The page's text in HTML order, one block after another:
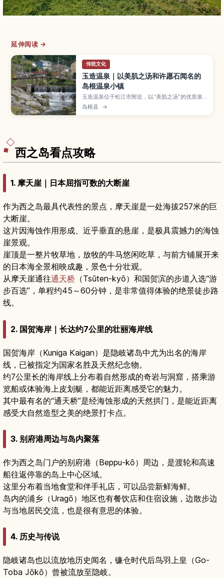
延伸阅读 →
传统文化
玉造温泉｜以美肌之汤和许愿石闻名的
岛根温泉小镇
玉造温泉位于松江市附近，以“美肌之汤”的优质泉
质、沿河分布的旅馆与足汤街景而广受欢迎。本文
将介绍玉作汤神社与“愿望之石”的参拜方式、免费
岛根县 →
西之岛看点攻略
1. 摩天崖｜日本屈指可数的大断崖
作为西之岛最具代表性的景点，摩天崖是一处海拔257米的巨
大断崖。
这片因海蚀作用形成、近乎垂直的悬崖，是极具震撼力的海蚀
崖景观。
崖顶是一整片牧草地，放牧的牛马悠闲吃草，与前方铺展开来
的日本海全景相映成趣，景色十分壮观。
从摩天崖通往通天桥 （Tsūten-kyō）和国贺滨的步道入选“游
步百选”，单程约45～60分钟，是非常值得体验的绝景徒步路
线。
2. 国贺海岸｜长达约7公里的壮丽海岸线
国贺海岸（Kuniga Kaigan）是隐岐诸岛中尤为出名的海岸
线，已被指定为国家名胜及天然纪念物。
约7公里长的海岸线上分布着自然形成的奇岩与洞窟，搭乘游
览船或体验海上皮划艇，都能近距离感受它的魅力。
其中最有名的“通天桥”是经海蚀形成的天然拱门，是能近距离
感受大自然造型之美的绝景打卡点。
3. 别府港周边与岛内聚落
作为西之岛门户的别府港（Beppu-kō）周边，是渡轮和高速
船往返停靠的岛上中心区域。
这里分布着当地食堂和伴手礼店，可以品尝新鲜海鲜。
岛内的浦乡（Uragō）地区也有餐饮店和住宿设施，边散步边
与当地居民交流，也是很有意思的体验。
4. 历史与传说
隐岐诸岛也以流放地历史闻名，镰仓时代后鸟羽上皇（Go-
Toba Jōkō）曾被流放至隐岐。